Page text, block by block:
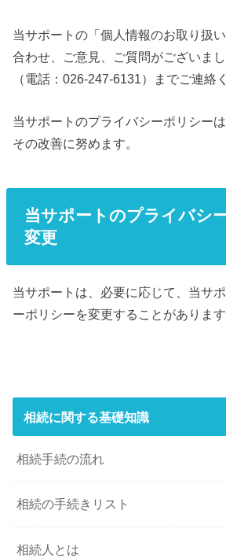
当サポートの「個人情報のお取り扱
合わせ、ご意見、ご質問がございま
（電話：026-247-6131）までご連絡
当サポートのプライバシーポリシー
その改善に努めます。
当サポートのプライバシ
変更
当サポートは、必要に応じて、当サ
ーポリシーを変更することがあります
相続に関する基礎知識
相続手続の流れ
相続の手続きリスト
相続人とは